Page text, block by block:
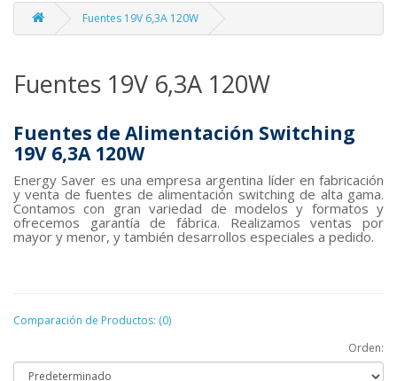
Fuentes 19V 6,3A 120W
Fuentes 19V 6,3A 120W
Fuentes de Alimentación Switching
19V 6,3A 120W
Energy Saver es una empresa argentina líder en fabricación
y venta de fuentes de alimentación switching de alta gama.
Contamos con gran variedad de modelos y formatos y
ofrecemos garantía de fábrica. Realizamos ventas por
mayor y menor, y también desarrollos especiales a pedido.
Comparación de Productos: (0)
Orden: